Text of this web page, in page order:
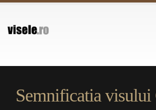
Semnificatia